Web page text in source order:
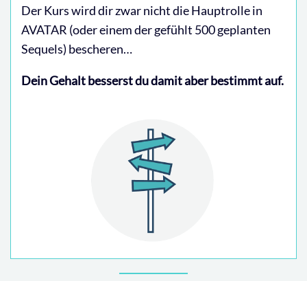
Der Kurs wird dir zwar nicht die Hauptrolle in
AVATAR (oder einem der gefühlt 500 geplanten
Sequels) bescheren…
Dein Gehalt besserst du damit aber bestimmt auf.